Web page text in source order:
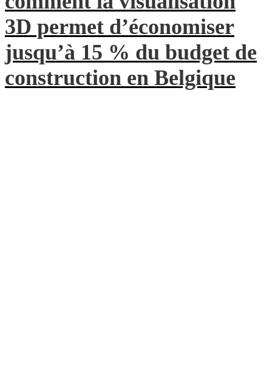
3D permet d’économiser
jusqu’à 15 % du budget de
construction en Belgique